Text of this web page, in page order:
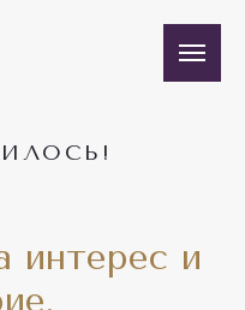
интерес и